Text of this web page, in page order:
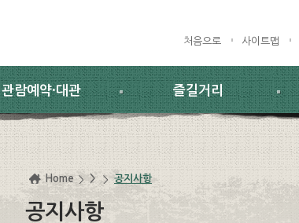
처음으로 사이트맵
관람예약·대관 즐길거리
Home > 공지사항
공지사항